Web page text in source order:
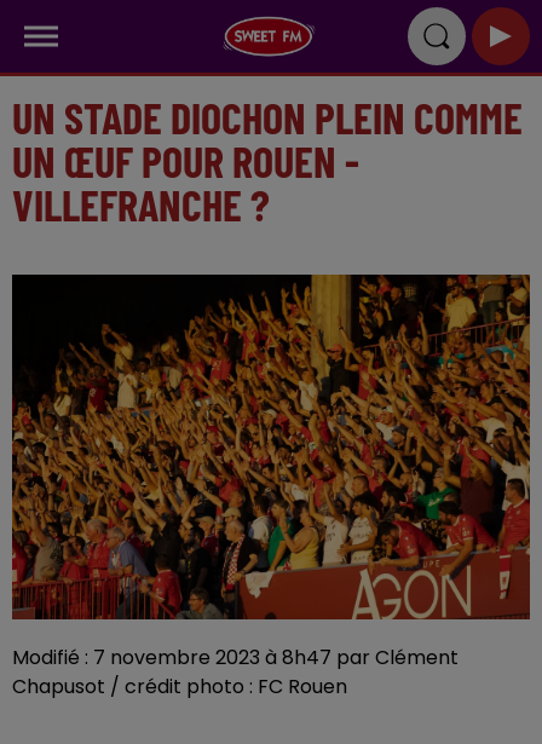
UN STADE DIOCHON PLEIN COMME
UN ŒUF POUR ROUEN -
VILLEFRANCHE ?
Modifié : 7 novembre 2023 à 8h47 par Clément
Chapusot / crédit photo : FC Rouen